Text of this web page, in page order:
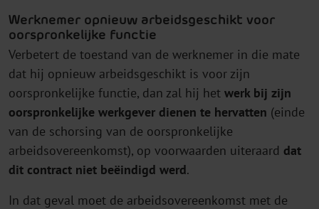
Werknemer opnieuw arbeidsgeschikt voor
oorspronkelijke functie
Verbetert de toestand van de werknemer in die mate
dat hij opnieuw arbeidsgeschikt is voor zijn
oorspronkelijke functie, dan zal hij het werk bij zijn
oorspronkelijke werkgever dienen te hervatten (einde
van de schorsing van de oorspronkelijke
arbeidsovereenkomst), op voorwaarden uiteraard dat
dit contract niet beëindigd werd.
In dat geval moet de arbeidsovereenkomst met de